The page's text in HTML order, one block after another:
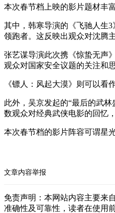
本次春节档上映的影片题材丰
其中，韩寒导演的《飞驰人生
领跑者。这反映出观众对沈腾
张艺谋导演此次携《惊蛰无声
观众对国家安全议题的关注和思
《镖人：风起大漠》则可以看
此外，吴京发起的“最后的武
数观众对经典武侠电影的回忆
本次春节档的影片阵容可谓星
文章内容举报
免责声明：本网站内容主要来
准确性及可靠性，读者在使用